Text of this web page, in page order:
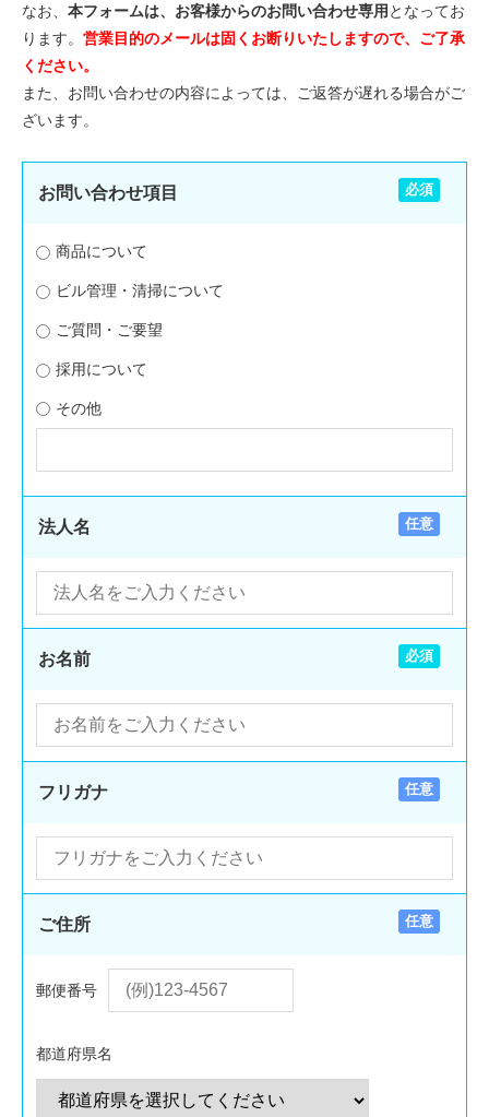
なお、 本フォームは、お客様からのお問い合わせ専用 となってお
ります。 営業目的のメールは固くお断りいたしますので、ご了承
ください。
また、お問い合わせの内容によっては、ご返答が遅れる場合がご
ざいます。
お問い合わせ項目 必須
商品について
ビル管理・清掃について
ご質問・ご要望
採用について
その他
法人名 任意
お名前 必須
フリガナ 任意
ご住所 任意
郵便番号
都道府県名